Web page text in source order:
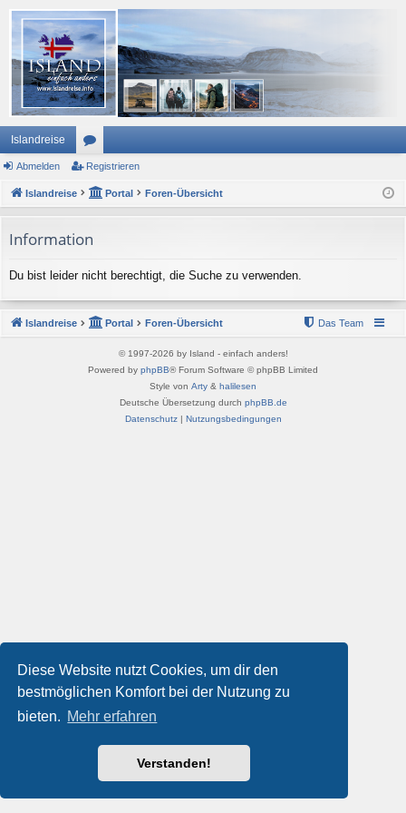
Diese Website nutzt Cookies, um dir den
bestmöglichen Komfort bei der Nutzung zu
bieten. Mehr erfahren
Verstanden!
Islandreise
or
en
Abmelden Registrieren
Islandreise Portal Foren-Übersicht
Information
Du bist leider nicht berechtigt, die Suche zu verwenden.
Islandreise Portal Foren-Übersicht Das Team
© 1997-2026 by Island - einfach anders!
Powered by phpBB® Forum Software © phpBB Limited
Style von Arty & halilesen
Deutsche Übersetzung durch phpBB.de
Datenschutz| Nutzungsbedingungen